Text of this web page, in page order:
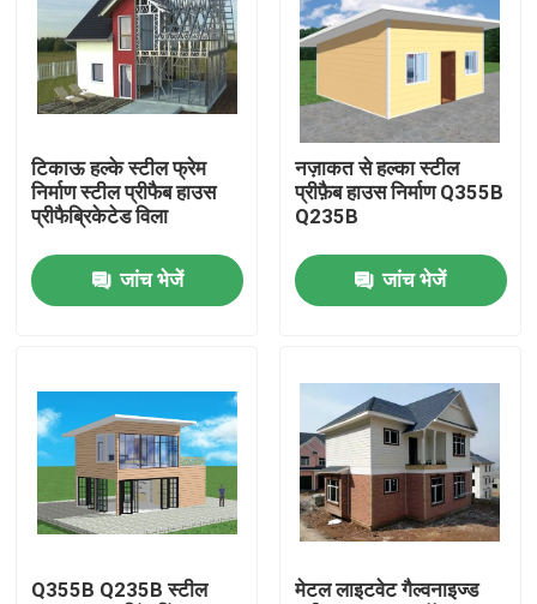
वीडियो
कारखाना भ्रमण
गुणवत्ता नियंत्रण
इस्पात संरचना गोदाम
इस्पात संरचना कार्यशाला
हल्के इस्पात संरचना
टिकाऊ हल्के स्टील फ्रेम
निर्माण स्टील प्रीफैब हाउस
प्रीफैब्रिकेटेड विला
जांच भेजें
नज़ाकत से हल्का स्टील
प्रीफ़ैब हाउस निर्माण Q355B
Q235B
जांच भेजें
Q355B Q235B स्टील
मेटल लाइटवेट गैल्वनाइज्ड